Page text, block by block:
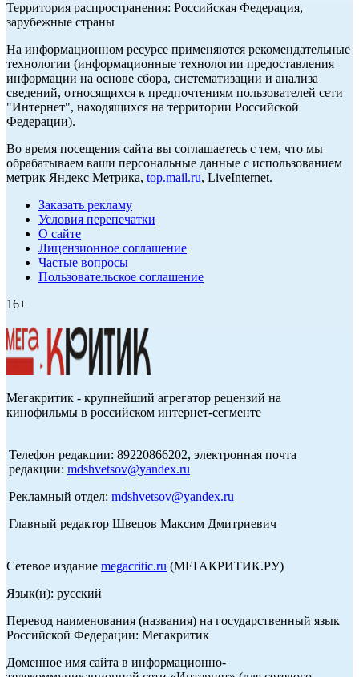
Территория распространения: Российская Федерация,
зарубежные страны
На информационном ресурсе применяются рекомендательные
технологии (информационные технологии предоставления
информации на основе сбора, систематизации и анализа
сведений, относящихся к предпочтениям пользователей сети
"Интернет", находящихся на территории Российской
Федерации).
Во время посещения сайта вы соглашаетесь с тем, что мы
обрабатываем ваши персональные данные с использованием
метрик Яндекс Метрика, top.mail.ru, LiveInternet.
Заказать рекламу
Условия перепечатки
О сайте
Лицензионное соглашение
Частые вопросы
Пользовательское соглашение
16+
Мегакритик - крупнейший агрегатор рецензий на
кинофильмы в российском интернет-сегменте
Телефон редакции: 89220866202, электронная почта
редакции: mdshvetsov@yandex.ru
Рекламный отдел: mdshvetsov@yandex.ru
Главный редактор Швецов Максим Дмитриевич
Сетевое издание megacritic.ru (МЕГАКРИТИК.РУ)
Язык(и): русский
Перевод наименования (названия) на государственный язык
Российской Федерации: Мегакритик
Доменное имя сайта в информационно-